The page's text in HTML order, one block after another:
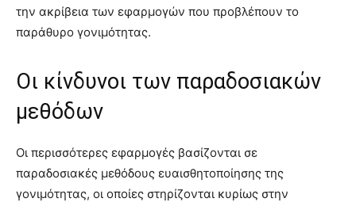
την ακρίβεια των εφαρμογών που προβλέπουν το
παράθυρο γονιμότητας.
Οι κίνδυνοι των παραδοσιακών
μεθόδων
Οι περισσότερες εφαρμογές βασίζονται σε
παραδοσιακές μεθόδους ευαισθητοποίησης της
γονιμότητας, οι οποίες στηρίζονται κυρίως στην